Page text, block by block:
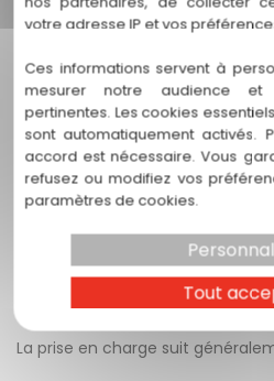
Un accompagnement
processus, de la demande de
La garantie d’une
pérennité de votre toiture.
3. QUELLE ZONE
COUVREUR 31 ?
T.C Couvreur 31 intervient
Blagnac, Colomiers et Toulouse.
4. COMMENT SE DÉROULE LA
DE SINISTRE TOITURE AVEC
La prise en charge suit
votre adresse IP et vos
Ces informations servent à
mesurer notre audience et
pertinentes. Les cookies
sont automatiquement activés.
accord est nécessaire. Vous
refusez ou modifiez vos
paramètres de cookies.
Tout